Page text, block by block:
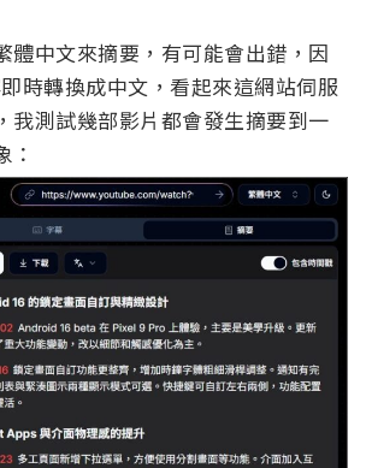
體中文來摘要，有可能會出錯，因
時轉換成中文，看起來這網站伺服
我測試幾部影片都會發生摘要到一
：